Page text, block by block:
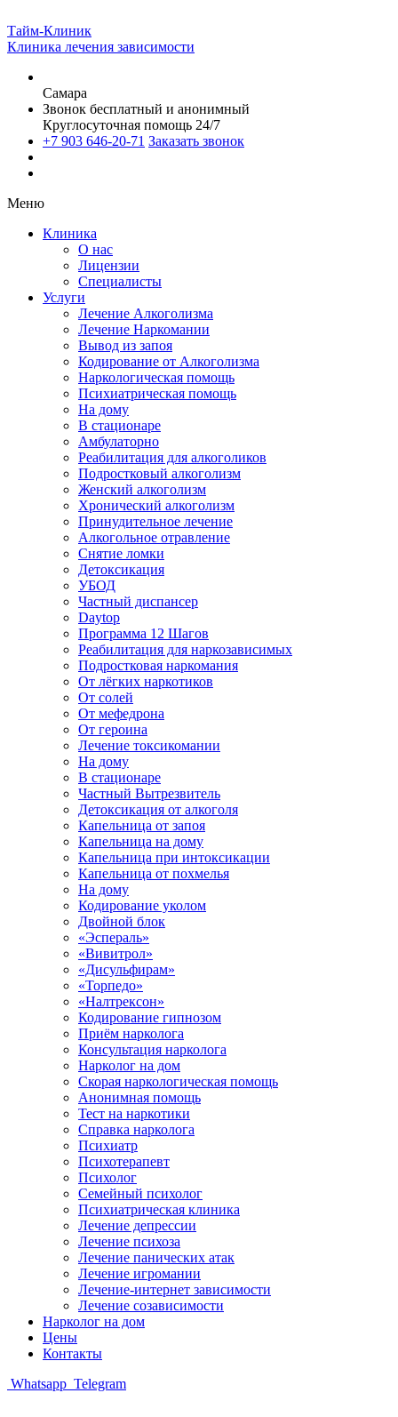
Тайм-Клиник
Клиника лечения зависимости
Самара
Звонок бесплатный и анонимный
Круглосуточная помощь 24/7
+7 903 646-20-71 Заказать звонок
Меню
Клиника
О нас
Лицензии
Специалисты
Услуги
Лечение Алкоголизма
Лечение Наркомании
Вывод из запоя
Кодирование от Алкоголизма
Наркологическая помощь
Психиатрическая помощь
На дому
В стационаре
Амбулаторно
Реабилитация для алкоголиков
Подростковый алкоголизм
Женский алкоголизм
Хронический алкоголизм
Принудительное лечение
Алкогольное отравление
Снятие ломки
Детоксикация
УБОД
Частный диспансер
Daytop
Программа 12 Шагов
Реабилитация для наркозависимых
Подростковая наркомания
От лёгких наркотиков
От солей
От мефедрона
От героина
Лечение токсикомании
На дому
В стационаре
Частный Вытрезвитель
Детоксикация от алкоголя
Капельница от запоя
Капельница на дому
Капельница при интоксикации
Капельница от похмелья
На дому
Кодирование уколом
Двойной блок
«Эспераль»
«Вивитрол»
«Дисульфирам»
«Торпедо»
«Налтрексон»
Кодирование гипнозом
Приём нарколога
Консультация нарколога
Нарколог на дом
Скорая наркологическая помощь
Анонимная помощь
Тест на наркотики
Справка нарколога
Психиатр
Психотерапевт
Психолог
Семейный психолог
Психиатрическая клиника
Лечение депрессии
Лечение психоза
Лечение панических атак
Лечение игромании
Лечение-интернет зависимости
Лечение созависимости
Нарколог на дом
Цены
Контакты
Whatsapp Telegram